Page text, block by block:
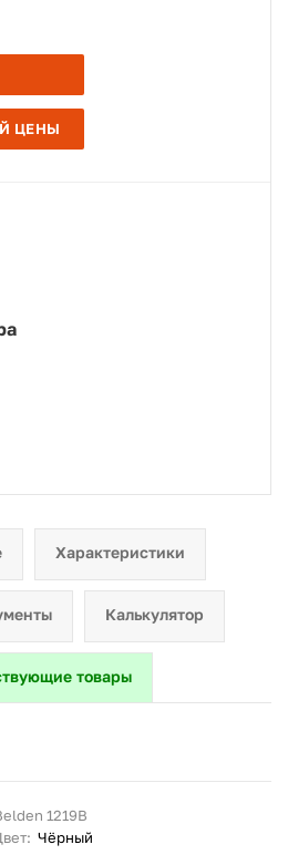
ЦЕНЫ
Характеристики
Калькулятор
товары
1219B
Чёрный